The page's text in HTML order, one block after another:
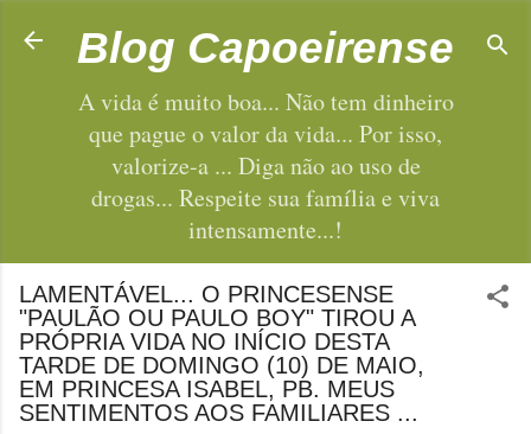
Pular para o conteúdo principal
Blog Capoeirense
A vida é muito boa... Não tem dinheiro
que pague o valor da vida... Por isso,
valorize-a ... Diga não ao uso de
drogas... Respeite sua família e viva
intensamente...!
LAMENTÁVEL... O PRINCESENSE
"PAULÃO OU PAULO BOY" TIROU A
PRÓPRIA VIDA NO INÍCIO DESTA
TARDE DE DOMINGO (10) DE MAIO,
EM PRINCESA ISABEL, PB. MEUS
SENTIMENTOS AOS FAMILIARES ...